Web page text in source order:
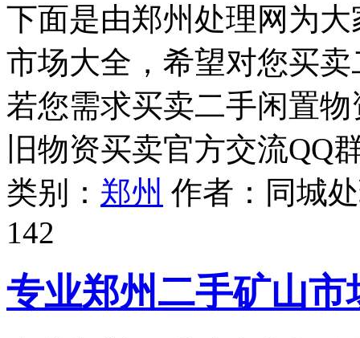
下面是由郑州处理网为
市场大全，希望对您买
若您需求买卖二手闲置
旧物资买卖官方交流QQ
类别： 郑州 作者： 同城
142
专业郑州二手矿山市